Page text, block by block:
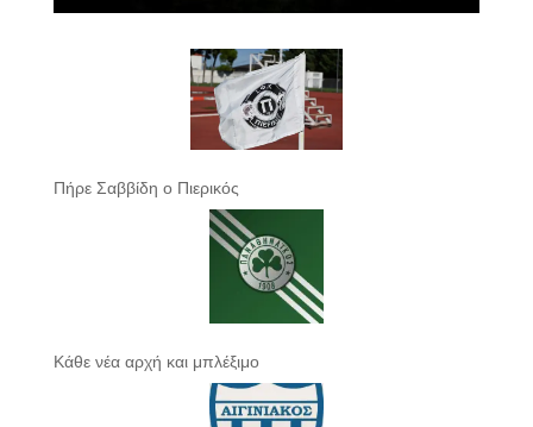
Πήρε Σαββίδη ο Πιερικός
Κάθε νέα αρχή και μπλέξιμο